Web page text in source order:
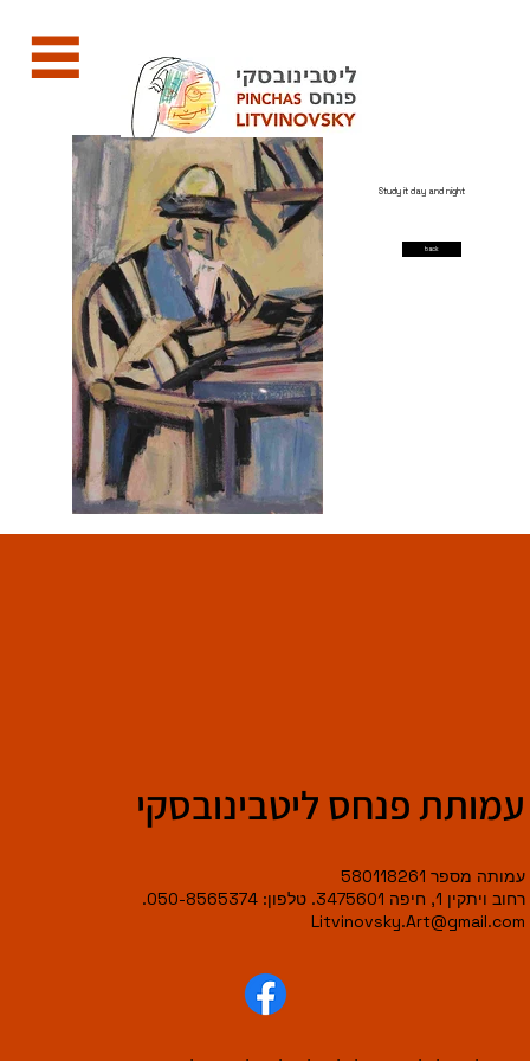
Study it day and night
back
עמותת פנחס ליטבינובסקי
עמותה מספר 580118261
רחוב ויתקין 1, חיפה 3475601. טלפון: 050-8565374.
Litvinovsky.Art@gmail.com